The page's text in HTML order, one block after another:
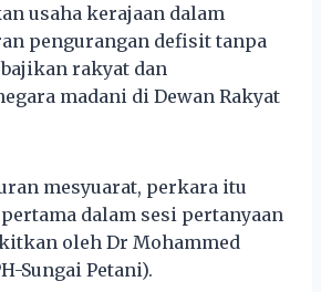
usaha kerajaan dalam
pengurangan defisit tanpa
rakyat dan
madani di Dewan Rakyat
mesyuarat, perkara itu
dalam sesi pertanyaan
oleh Dr Mohammed
Sungai Petani).